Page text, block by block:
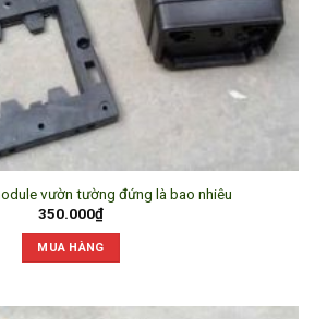
vườn tường đứng là bao nhiêu
350.000₫
MUA HÀNG